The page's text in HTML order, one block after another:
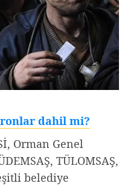
dahil mi?
Orman Genel
TÜLOMSAŞ,
belediye